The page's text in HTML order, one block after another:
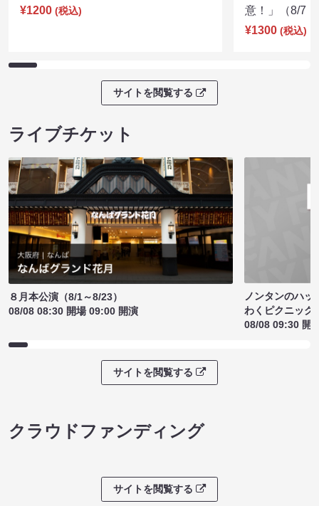
¥1200 (税込)
意！」（8/7
¥1300 (税込)
サイトを閲覧する
ライブチケット
８月本公演（8/1～8/23）
08/08 08:30 開場 09:00 開演
ノンタンのハッ
わくピクニック
08/08 09:30 開
サイトを閲覧する
クラウドファンディング
サイトを閲覧する